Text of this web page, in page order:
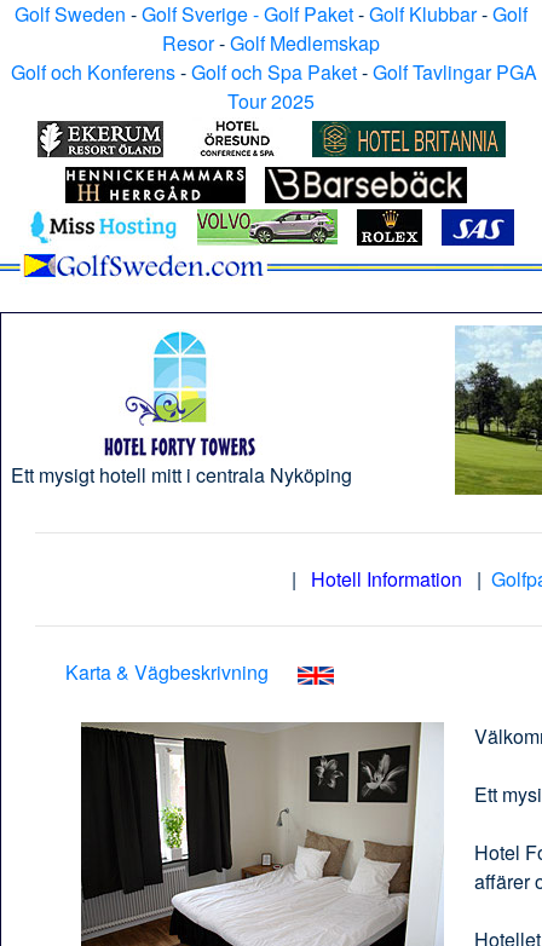
Golf Sweden -Golf Sverige - Golf Paket-Golf Klubbar-Golf
Resor-Golf Medlemskap
Golf och Konferens-Golf och Spa Paket-Golf Tavlingar PGA
Tour 2025
Ett mysigt hotell mitt i centrala Nyköping
| Hotell Information |
Karta & Vägbeskrivning
Ett
Hotel
affärer